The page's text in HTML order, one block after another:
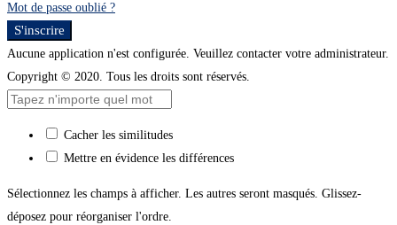
Mot de passe oublié ?
S'inscrire
Aucune application n'est configurée. Veuillez contacter votre administrateur.
Copyright © 2020. Tous les droits sont réservés.
Cacher les similitudes
Mettre en évidence les différences
Sélectionnez les champs à afficher. Les autres seront masqués. Glissez-
déposez pour réorganiser l'ordre.